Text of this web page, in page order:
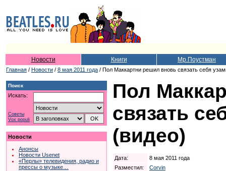
Новости Книги Мр.Поустман
Главная / Новости / 8 мая 2011 года / Пол Маккартни решил вновь связать себя
Поиск
Искать:
Советы
Vox populi
Новости
Анонсы
Новости Usenet
«Перлы» телевидения, радио и
прессы о музыке…
Пол
связать
(видео)
Дата:
8 мая 2011 года
Разместил:
Corvin